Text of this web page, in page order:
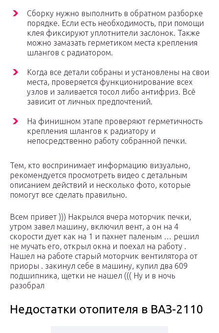
Сборку нужно выполнить в обратном разборке
порядке. Если есть необходимость, при помощи
клея фиксируют уплотнители заслонок. Также
можно замазать герметиком места крепления
шлангов с радиатором.
Когда все детали собраны и установлены на свои
места, проверяется функционирование всех
узлов и заливается тосол либо антифриз. Всё
зависит от личных предпочтений.
На финишном этапе проверяют герметичность
крепления шлангов к радиатору и
непосредственно работу собранной печки.
Тем, кто воспринимает информацию визуально,
рекомендуется просмотреть видео с детальным
описанием действий и несколько фото, которые
помогут все сделать правильно.
Всем привет ))) Накрылся вчера моторчик печки,
утром завел машину, включил вент, а он на 4
скорости дует как на 1 и пахнет паленым … решил
не мучать его, открыл окна и поехал на работу .
Нашел на работе старый моторчик вентилятора от
приоры . закинул себе в машину, купил два 609
подшипника, щетки не нашел ((( Ну и в ночь
разобрал
Недостатки отопителя в ВАЗ-2110